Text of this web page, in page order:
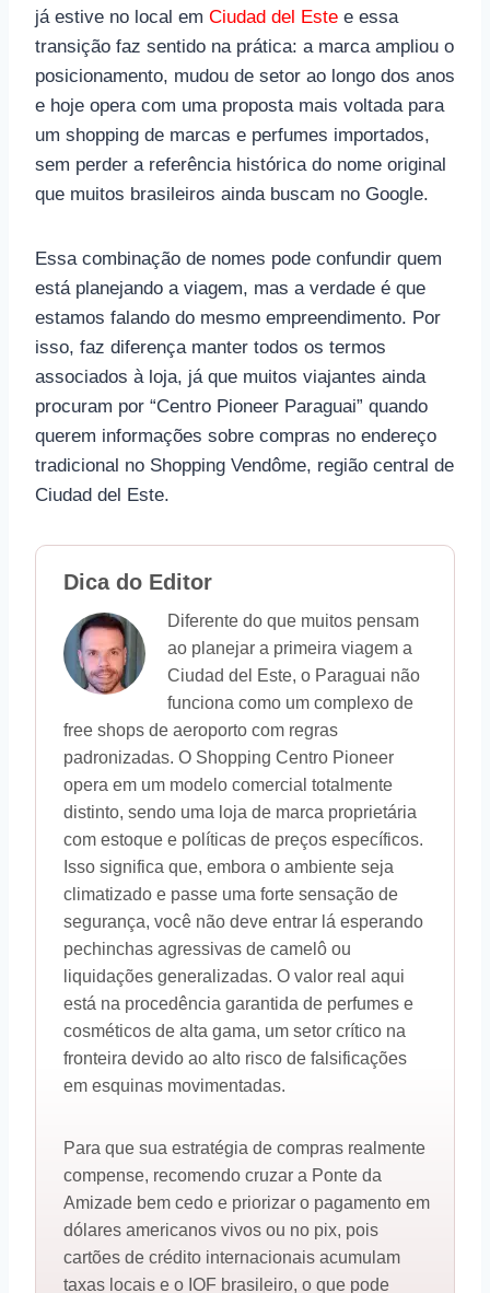
já estive no local em Ciudad del Este e essa
transição faz sentido na prática: a marca ampliou o
posicionamento, mudou de setor ao longo dos anos
e hoje opera com uma proposta mais voltada para
um shopping de marcas e perfumes importados,
sem perder a referência histórica do nome original
que muitos brasileiros ainda buscam no Google.
Essa combinação de nomes pode confundir quem
está planejando a viagem, mas a verdade é que
estamos falando do mesmo empreendimento. Por
isso, faz diferença manter todos os termos
associados à loja, já que muitos viajantes ainda
procuram por “Centro Pioneer Paraguai” quando
querem informações sobre compras no endereço
tradicional no Shopping Vendôme, região central de
Ciudad del Este.
Dica do Editor
Diferente do que muitos pensam
ao planejar a primeira viagem a
Ciudad del Este, o Paraguai não
funciona como um complexo de
free shops de aeroporto com regras
padronizadas. O Shopping Centro Pioneer
opera em um modelo comercial totalmente
distinto, sendo uma loja de marca proprietária
com estoque e políticas de preços específicos.
Isso significa que, embora o ambiente seja
climatizado e passe uma forte sensação de
segurança, você não deve entrar lá esperando
pechinchas agressivas de camelô ou
liquidações generalizadas. O valor real aqui
está na procedência garantida de perfumes e
cosméticos de alta gama, um setor crítico na
fronteira devido ao alto risco de falsificações
em esquinas movimentadas.
Para que sua estratégia de compras realmente
compense, recomendo cruzar a Ponte da
Amizade bem cedo e priorizar o pagamento em
dólares americanos vivos ou no pix, pois
cartões de crédito internacionais acumulam
taxas locais e o IOF brasileiro, o que pode